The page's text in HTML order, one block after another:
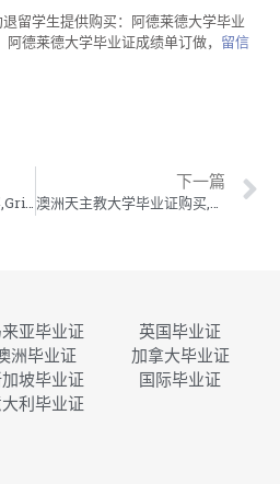
留学生提供购买：阿德莱德大学毕业
德莱德大学毕业证成绩单订做， 留信
下一篇
亚毕业证
英国毕业证
洲毕业证
加拿大毕业证
坡毕业证
国际毕业证
利毕业证